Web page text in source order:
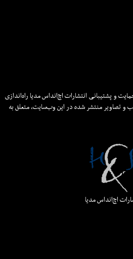
و پشتیبانی انتشارات اچ‌اند‌اس مدیا راه‌اندازی
و تصاویر منتشر شده در این وب‌سایت، متعلق به
اچ‌اند‌اس مدیا